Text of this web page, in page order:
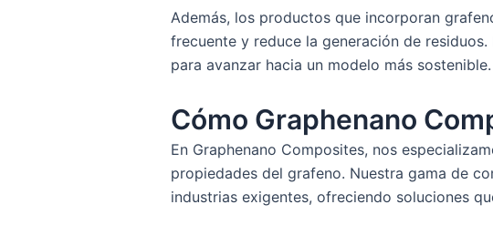
Además, los productos que incorporan
frecuente y reduce la generación de
para avanzar hacia un modelo más sostenible.
Cómo Graphenano
En Graphenano Composites, nos
propiedades del grafeno. Nuestra gama de
industrias exigentes, ofreciendo soluciones